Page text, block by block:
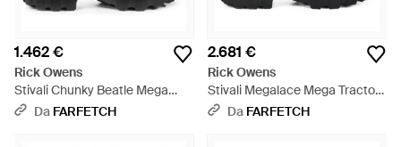
1.462 €
Rick Owens
Stivali Chunky Beatle Mega
Tractor - Nero
Da FARFETCH
2.681 €
Rick Owens
Stivali Megalace Mega Tractor
Con Suola Chunky - Nero
Da FARFETCH